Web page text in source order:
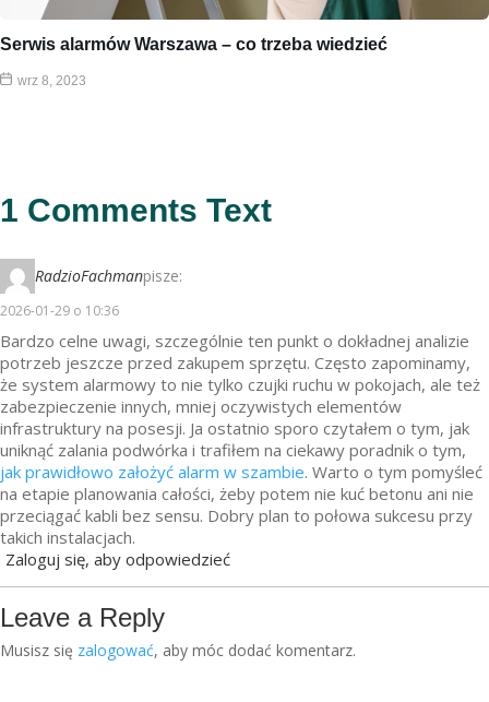
Serwis alarmów Warszawa – co trzeba wiedzieć
wrz 8, 2023
1 Comments Text
RadzioFachmanpisze:
2026-01-29 o 10:36
Bardzo celne uwagi, szczególnie ten punkt o dokładnej analizie
potrzeb jeszcze przed zakupem sprzętu. Często zapominamy,
że system alarmowy to nie tylko czujki ruchu w pokojach, ale też
zabezpieczenie innych, mniej oczywistych elementów
infrastruktury na posesji. Ja ostatnio sporo czytałem o tym, jak
uniknąć zalania podwórka i trafiłem na ciekawy poradnik o tym,
jak prawidłowo założyć alarm w szambie. Warto o tym pomyśleć
na etapie planowania całości, żeby potem nie kuć betonu ani nie
przeciągać kabli bez sensu. Dobry plan to połowa sukcesu przy
takich instalacjach.
Zaloguj się, aby odpowiedzieć
Leave a Reply
Musisz się zalogować, aby móc dodać komentarz.